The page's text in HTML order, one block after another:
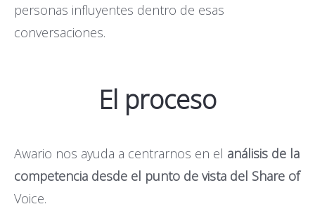
personas influyentes dentro de esas
conversaciones.
El proceso
Awario nos ayuda a centrarnos en el análisis de la
competencia desde el punto de vista del Share of
Voice.